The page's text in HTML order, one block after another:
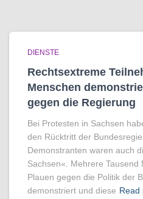
DIENSTE
Rechtsextreme
Menschen
gegen die Regierung
Bei Protesten in Sachsen
den Rücktritt der
Demonstranten waren auch
Sachsen«. Mehrere Tausend
Plauen gegen die Politik der
demonstriert und diese Read